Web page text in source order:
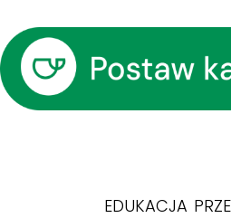
EDUKACJA